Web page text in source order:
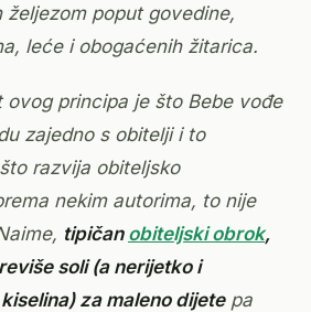
željezom poput govedine,
leće i obogaćenih žitarica.
ovog principa je što Bebe vođe
zajedno s obitelji i to
razvija obiteljsko
nekim autorima, to nije
tipičan obiteljski obrok,
soli (a nerijetko i
za maleno dijetepa